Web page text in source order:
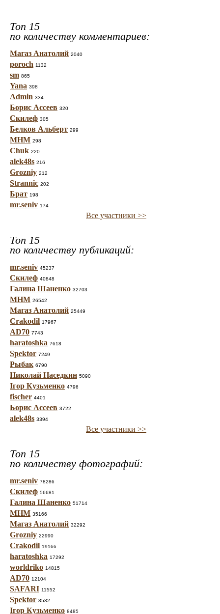
Топ 15
по количеству комментариев:
Магаз Анатолий 2040
poroch 1132
sm 865
Yana 398
Admin 334
Борис Ассеев 320
Скилеф 305
Белков Альберт 299
МНМ 298
Chuk 220
alek48s 216
Grozniy 212
Strannic 202
Брат 198
mr.seniv 174
Все участники >>
Топ 15
по количеству публикаций:
mr.seniv 45237
Скилеф 40848
Галина Шаненко 32703
МНМ 26542
Магаз Анатолий 25449
Crakodil 17967
AD70 7743
haratoshka 7618
Spektor 7249
Рыбак 6790
Николай Наседкин 5090
Ігор Кузьменко 4796
fischer 4401
Борис Ассеев 3722
alek48s 3394
Все участники >>
Топ 15
по количеству фотографий:
mr.seniv 78286
Скилеф 56681
Галина Шаненко 51714
МНМ 35166
Магаз Анатолий 32292
Grozniy 22990
Crakodil 19166
haratoshka 17292
worldriko 14815
AD70 12104
SAFARI 11552
Spektor 8532
Ігор Кузьменко 8485